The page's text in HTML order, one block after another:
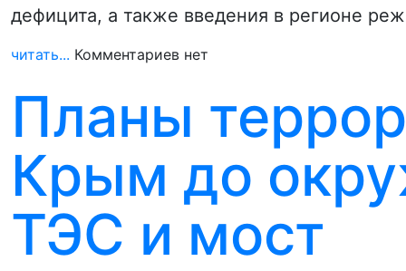
дефицита, а также введения в регионе
читать... Комментариев нет
Планы
Крым до
ТЭС и мост